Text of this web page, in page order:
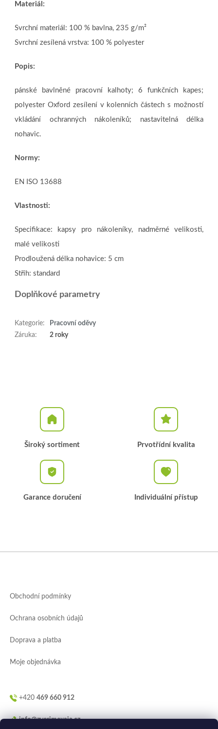
Materiál:
Svrchní materiál: 100 % bavlna, 235 g/m²
Svrchní zesílená vrstva: 100 % polyester
Popis:
pánské bavlněné pracovní kalhoty; 6 funkčních kapes;
polyester Oxford zesílení v kolenních částech s možností
vkládání ochranných nákoleníků; nastavitelná délka
nohavic.
Normy:
EN ISO 13688
Vlastnosti:
Specifikace: kapsy pro nákoleníky, nadměrné velikosti,
malé velikosti
Prodloužená délka nohavice: 5 cm
Střih: standard
Doplňkové parametry
Kategorie:
Pracovní oděvy
Záruka: 2 roky
Široký sortiment Prvotřídní kvalita
Garance doručení Individuální přístup
Obchodní podmínky
Ochrana osobních údajů
Doprava a platba
Moje objednávka
+420 469 660 912
info@zverimexaja.cz